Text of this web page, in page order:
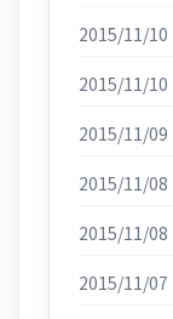
2015/11/10
2015/11/10
2015/11/09
2015/11/08
2015/11/08
2015/11/07